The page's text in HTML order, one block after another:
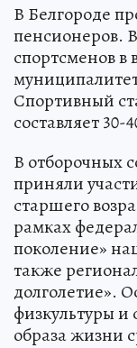
В Белгороде
пенсионеров.
спортсменов в
Спортивный
составляет
В отборочных
приняли
старшего
рамках
поколение»
также
долголетие».
физкультуры и
образа жизни